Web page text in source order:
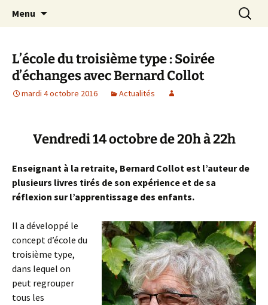
la Croisée des Chemins
apprendre, vivre, se révéler
Menu
L’école du troisième type : Soirée
d’échanges avec Bernard Collot
mardi 4 octobre 2016 Actualités
Vendredi 14 octobre de 20h à 22h
Enseignant à la retraite, Bernard Collot est l’auteur de
plusieurs livres tirés de son expérience et de sa
réflexion sur l’apprentissage des enfants.
Il a développé le
concept d’école du
troisième type,
dans lequel on
peut regrouper
tous les